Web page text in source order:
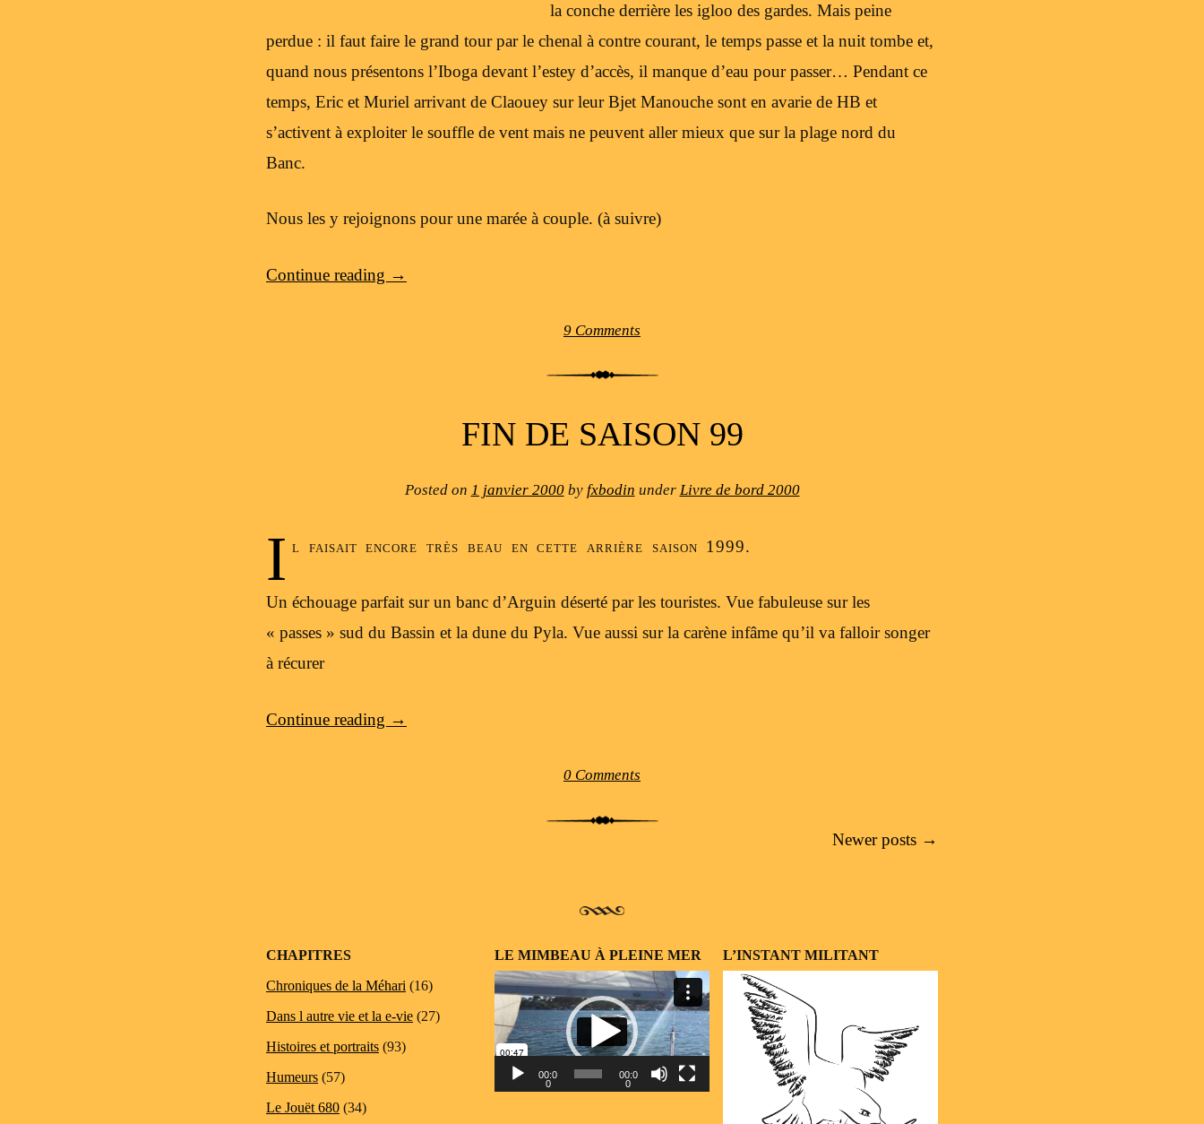
la conche derrière les igloo des gardes. Mais peine
perdue : il faut faire le grand tour par le chenal à contre courant, le temps passe et la nuit tombe et,
quand nous présentons l’Iboga devant l’estey d’accès, il manque d’eau pour passer… Pendant ce
temps, Eric et Muriel arrivant de Claouey sur leur Bjet Manouche sont en avarie de HB et
s’activent à exploiter le souffle de vent mais ne peuvent aller mieux que sur la plage nord du
Banc.
Nous les y rejoignons pour une marée à couple. (à suivre)
Continue reading →
9 Comments
FIN DE SAISON 99
Posted on 1 janvier 2000by fxbodin under Livre de bord 2000
I l faisait encore très beau en cette arrière saison 1999.
Un échouage parfait sur un banc d’Arguin déserté par les touristes. Vue fabuleuse sur les
« passes » sud du Bassin et la dune du Pyla. Vue aussi sur la carène infâme qu’il va falloir songer
à récurer
Continue reading →
0 Comments
Newer posts →
CHAPITRES
Chroniques de la Méhari (16)
Dans l autre vie et la e-vie (27)
Histoires et portraits (93)
Humeurs (57)
Le Jouët 680 (34)
LE MIMBEAU À PLEINE MER
Lecteur
vidéo
00:0
0
00:0
0
L’INSTANT MILITANT